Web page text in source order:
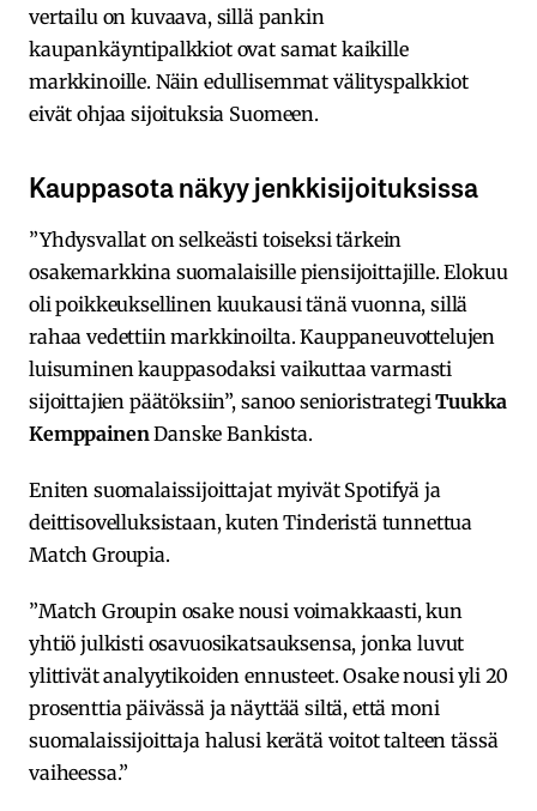
vertailu on kuvaava, sillä pankin
kaupankäyntipalkkiot ovat samat kaikille
markkinoille. Näin edullisemmat välityspalkkiot
eivät ohjaa sijoituksia Suomeen.
Kauppasota näkyy jenkkisijoituksissa
”Yhdysvallat on selkeästi toiseksi tärkein
osakemarkkina suomalaisille piensijoittajille. Elokuu
oli poikkeuksellinen kuukausi tänä vuonna, sillä
rahaa vedettiin markkinoilta. Kauppaneuvottelujen
luisuminen kauppasodaksi vaikuttaa varmasti
sijoittajien päätöksiin”, sanoo senioristrategiTuukka
Kemppainen Danske Bankista.
Eniten suomalaissijoittajat myivät Spotifyä ja
deittisovelluksistaan, kuten Tinderistä tunnettua
Match Groupia.
”Match Groupin osake nousi voimakkaasti, kun
yhtiö julkisti osavuosikatsauksensa, jonka luvut
ylittivät analyytikoiden ennusteet. Osake nousi yli 20
prosenttia päivässä ja näyttää siltä, että moni
suomalaissijoittaja halusi kerätä voitot talteen tässä
vaiheessa.”